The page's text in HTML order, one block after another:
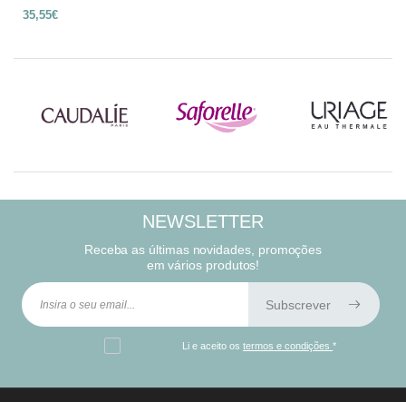
35,55€
NEWSLETTER
Receba as últimas novidades, promoções
em vários produtos!
Subscrever
Li e aceito ostermos e condições*